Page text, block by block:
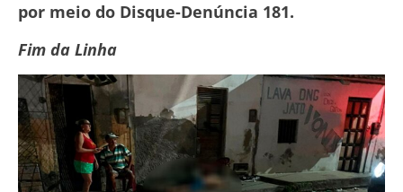
por meio do Disque-Denúncia 181.
Fim da Linha